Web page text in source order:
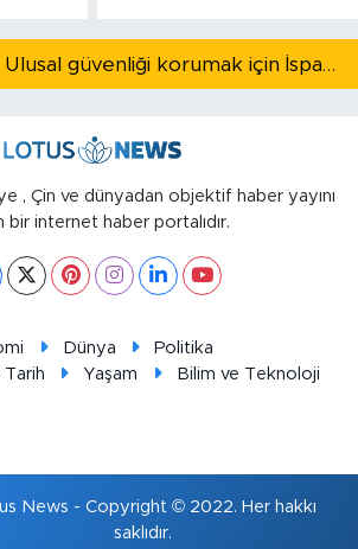
İtalya Başbakanı: Ulusal güvenliği korumak için İspanya ile Schengen kapsamındaki serbest dolaşımı askıya alıyoruz
, Çin ve dünyadan objektif haber yayını
bir internet haber portalıdır.
Dünya
Politika
Tarih
Yaşam
Bilim ve Teknoloji
News - Copyright © 2022. Her hakkı
saklıdır.